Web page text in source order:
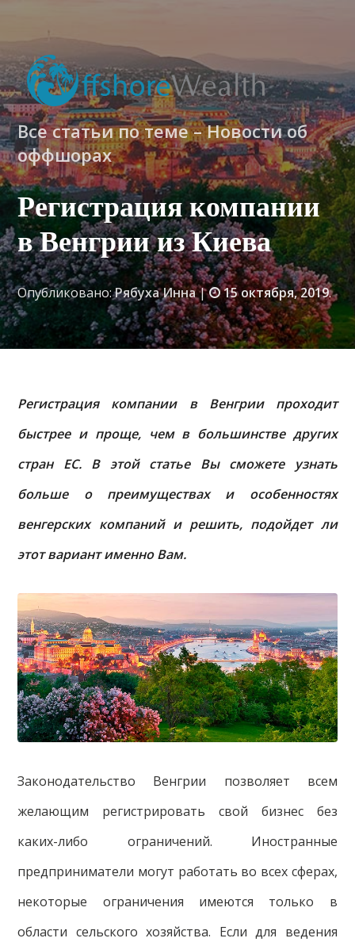
Все статьи по теме – Новости об
оффшорах
Регистрация компании
в Венгрии из Киева
Опубликовано:Рябуха Инна| 15 октября, 2019.
Регистрация компании в Венгрии проходит
быстрее и проще, чем в большинстве других
стран ЕС. В этой статье Вы сможете узнать
больше о преимуществах и особенностях
венгерских компаний и решить, подойдет ли
этот вариант именно Вам.
Законодательство Венгрии позволяет всем
желающим регистрировать свой бизнес без
каких-либо ограничений. Иностранные
предприниматели могут работать во всех сферах,
некоторые ограничения имеются только в
области сельского хозяйства. Если для ведения